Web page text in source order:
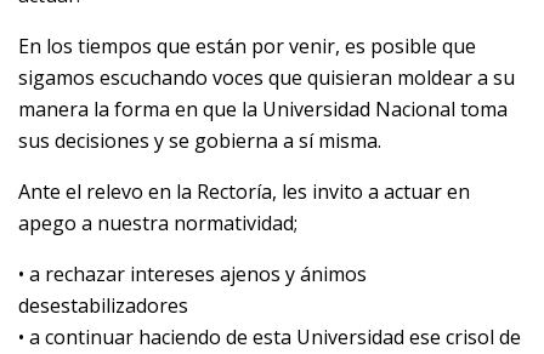
En los tiempos que están por venir, es posible que
sigamos escuchando voces que quisieran moldear a su
manera la forma en que la Universidad Nacional toma
sus decisiones y se gobierna a sí misma.
Ante el relevo en la Rectoría, les invito a actuar en
apego a nuestra normatividad;
• a rechazar intereses ajenos y ánimos
desestabilizadores
• a continuar haciendo de esta Universidad ese crisol de